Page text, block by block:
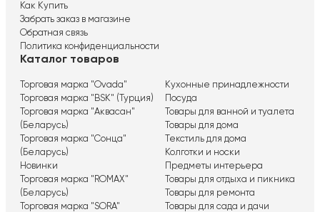
Как Купить
Забрать заказ в магазине
Обратная связь
Политика конфиденциальности
Каталог товаров
Торговая марка "Ovada"
Торговая марка "BSK" (Турция)
Торговая марка "Аквасан"
(Беларусь)
Торговая марка "Сонца"
(Беларусь)
Новинки
Торговая марка "ROMAX"
(Беларусь)
Торговая марка "SORA"
Кухонные принадлежности
Посуда
Товары для ванной и туалета
Товары для дома
Текстиль для дома
Колготки и носки
Предметы интерьера
Товары для отдыха и пикника
Товары для ремонта
Товары для сада и дачи